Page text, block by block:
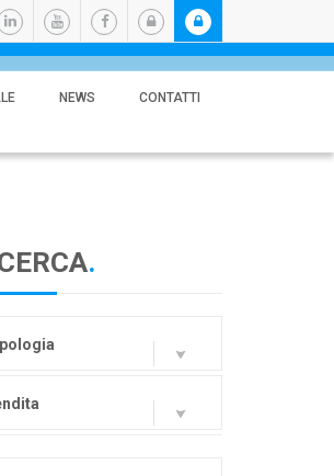
NEWS CONTATTI
.